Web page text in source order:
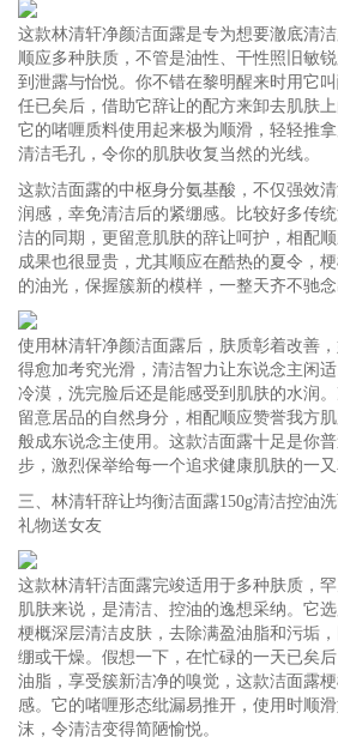
这款林清轩净颜洁面露是专为想要澈底清
顺应多种肤质，不管是油性、干性照旧敏
到泄露与怡悦。你不错在黎明醒来时用它
任已矣后，借助它辞让的配方来卸去肌肤上
它的啫喱质料使用起来极为顺滑，轻轻推
清洁毛孔，令你的肌肤收复当然的光线。
这款洁面露的中枢身分氨基酸，不仅强效
润感，幸免清洁后的紧绷感。比较好多传
洁的同期，更留意肌肤的辞让呵护，相配
成果也很显贵，尤其顺应在酷热的夏令，
的油光，保握簇新的模样，一整天齐不驰念
使用林清轩净颜洁面露后，肤质彰着改善
得愈加考究光滑，清洁智力让东说念主闲
冷漠，洗完脸后还是能感受到肌肤的水润
留意居品的自然身分，相配顺应赞誉我方
般成东说念主使用。这款洁面露十足是你
步，激烈保举给每一个追求健康肌肤的一又
三、林清轩辞让均衡洁面露150g清洁控油
礼物送女友
这款林清轩洁面露完竣适用于多种肤质，
肌肤来说，是清洁、控油的逸想采纳。它
梗概深层清洁皮肤，去除满盈油脂和污垢
绷或干燥。假想一下，在忙碌的一天已矣
油脂，享受簇新洁净的嗅觉，这款洁面露
感。它的啫喱形态纰漏易推开，使用时顺
沫，令清洁变得简陋愉悦。